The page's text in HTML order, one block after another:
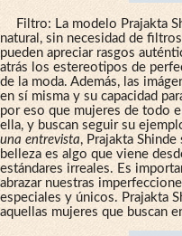
Filtro: La modelo Prajakta
natural, sin necesidad de
pueden apreciar rasgos
atrás los estereotipos de
de la moda. Además, las
en sí misma y su capacidad
por eso que mujeres de todo
ella, y buscan seguir su
una entrevista, Prajakta
belleza es algo que viene
estándares irreales. Es
abrazar nuestras
especiales y únicos. Prajakta
aquellas mujeres que buscan